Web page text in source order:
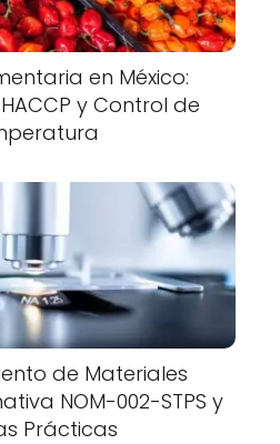
en México:
y Control de
de Materiales
NOM-002-STPS y
Prácticas